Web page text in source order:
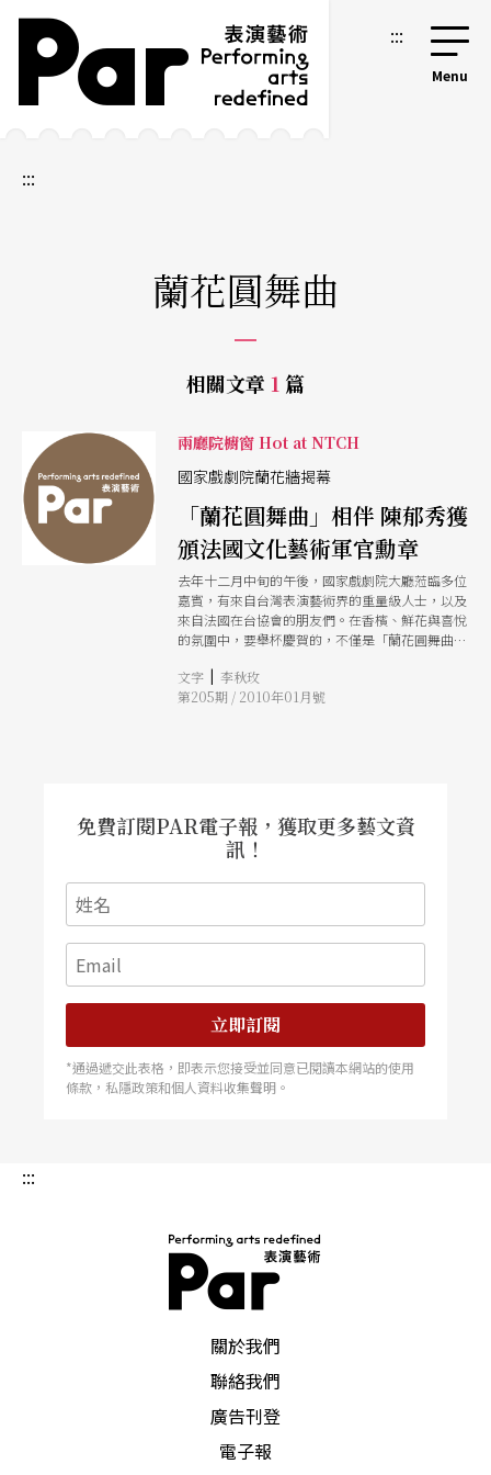
跳到主要內容區塊
網站導覽 :::
:::
蘭花圓舞曲
相關文章 1 篇
兩廳院櫥窗 Hot at NTCH
國家戲劇院蘭花牆揭幕
「蘭花圓舞曲」相伴 陳郁秀獲
頒法國文化藝術軍官勳章
去年十二月中旬的午後，國家戲劇院大廳蒞臨多位
嘉賓，有來自台灣表演藝術界的重量級人士，以及
來自法國在台協會的朋友們。在香檳、鮮花與喜悅
的氛圍中，要舉杯慶賀的，不僅是「蘭花圓舞曲」
藝術軍官勳章的殊榮。
文字 | 李秋玫
第205期 / 2010年01月號
免費訂閱PAR電子報，獲取更多藝文資
訊！
立即訂閱
*通過遞交此表格，即表示您接受並同意已閱讀本網站的使用
條款，私隱政策和個人資料收集聲明。
:::
關於我們
聯絡我們
廣告刊登
電子報